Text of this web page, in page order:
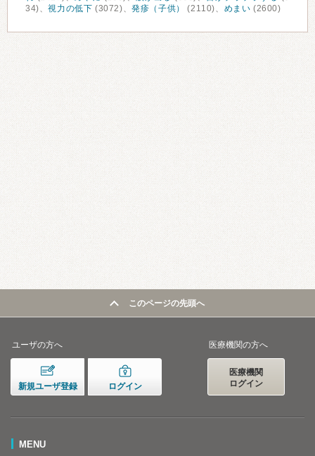
34)、視力の低下 (3072)、発疹（子供） (2110)、 めまい (2600)
このページの先頭へ
ユーザの方へ
新規ユーザ登録 ログイン
医療機関の方へ
医療機関
ログイン
MENU